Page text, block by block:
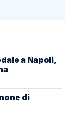
a Napoli,
di